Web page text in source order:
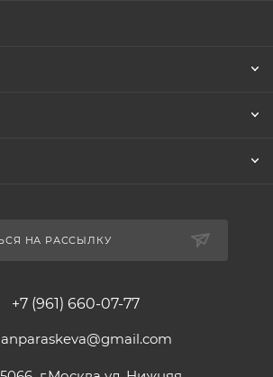
НА РАССЫЛКУ
+7 (961) 660-07-77